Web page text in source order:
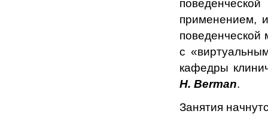
применением,
поведенческой
с
кафедры
H. Berman.
Занятия